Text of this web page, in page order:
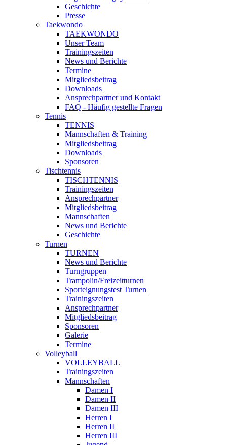
Geschichte
Presse
Taekwondo
TAEKWONDO
Unser Team
Trainingszeiten
News und Berichte
Termine
Mitgliedsbeitrag
Downloads
Ansprechpartner und Kontakt
FAQ - Häufig gestellte Fragen
Tennis
TENNIS
Mannschaften & Training
Mitgliedsbeitrag
Downloads
Sponsoren
Tischtennis
TISCHTENNIS
Trainingszeiten
Ansprechpartner
Mitgliedsbeitrag
Mannschaften
News und Berichte
Geschichte
Turnen
TURNEN
News und Berichte
Turngruppen
Trampolin/Freizeitturnen
Sporteignungstest Turnen
Trainingszeiten
Ansprechpartner
Mitgliedsbeitrag
Sponsoren
Galerie
Termine
Volleyball
VOLLEYBALL
Trainingszeiten
Mannschaften
Damen I
Damen II
Damen III
Herren I
Herren II
Herren III